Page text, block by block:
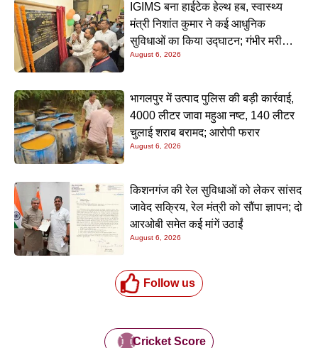
IGIMS बना हाईटेक हेल्थ हब, स्वास्थ्य
मंत्री निशांत कुमार ने कई आधुनिक
सुविधाओं का किया उद्घाटन; गंभीर मरीजों
के इलाज में आएगा बड़ा सुधार
August 6, 2026
भागलपुर में उत्पाद पुलिस की बड़ी कार्रवाई,
4000 लीटर जावा महुआ नष्ट, 140 लीटर
चुलाई शराब बरामद; आरोपी फरार
August 6, 2026
किशनगंज की रेल सुविधाओं को लेकर सांसद
जावेद सक्रिय, रेल मंत्री को सौंपा ज्ञापन; दो
आरओबी समेत कई मांगें उठाईं
August 6, 2026
Follow us
Cricket Score